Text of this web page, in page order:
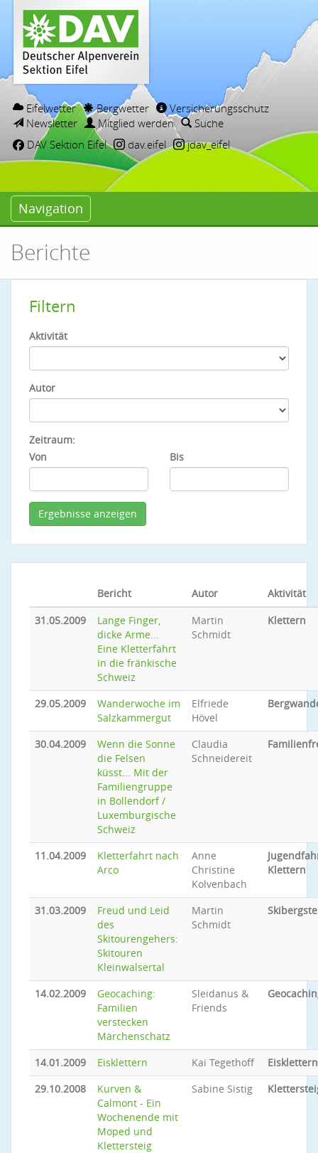
Eifelwetter Bergwetter
Versicherungsschutz
Newsletter
Mitglied werden
Suche
DAV Sektion Eifel
dav.eifel jdav_eifel
Navigation
Berichte
Filtern
Aktivität
Autor
Zeitraum:
Von
Bis
Bericht Autor
Aktivität
31.05.2009
Lange Finger,
dicke Arme...
Eine Kletterfahrt
in die fränkische
Schweiz
Martin
Schmidt
Klettern
29.05.2009
Wanderwoche im
Salzkammergut
Elfriede
Hövel
30.04.2009
Wenn die Sonne
die Felsen
küsst... Mit der
Familiengruppe
in Bollendorf /
Luxemburgische
Schweiz
Claudia
Schneidereit
11.04.2009
Kletterfahrt nach
Arco
Anne
Christine
Kolvenbach
Klettern
31.03.2009
Freud und Leid
des
Skitourengehers:
Skitouren
Kleinwalsertal
Martin
Schmidt
14.02.2009
Geocaching:
Familien
verstecken
Märchenschatz
Sleidanus &
Friends
14.01.2009 Eisklettern Kai Tegethoff
Eisklettern
29.10.2008
Kurven &
Calmont - Ein
Wochenende mit
Moped und
Klettersteig
Sabine Sistig